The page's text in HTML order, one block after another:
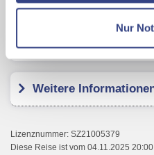
Datenschutzseite
Mit Klick auf "Alles
Verwendung der Cookies &
Nur
Kundenbewertungen
Weitere
Lizenznummer: SZ21005379
Diese Reise ist vom 04.11.2025